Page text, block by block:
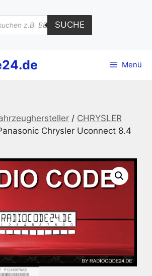
SUCHE
Menü
/ CHRYSLER
Chrysler Uconnect 8.4